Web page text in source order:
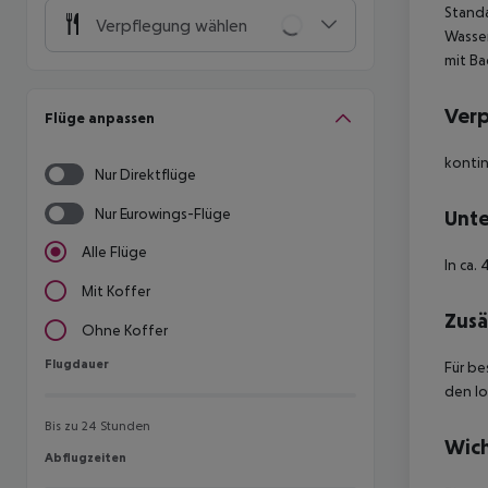
Verpflegung wählen
Flüge anpassen
Nur Direktflüge
Nur Eurowings-Flüge
Alle Flüge
Mit Koffer
Ohne Koffer
Flugdauer
Flugdauer
Bis zu 24 Stunden
Abflugzeiten
Abflugzeiten
mit
In ca.
Für
den